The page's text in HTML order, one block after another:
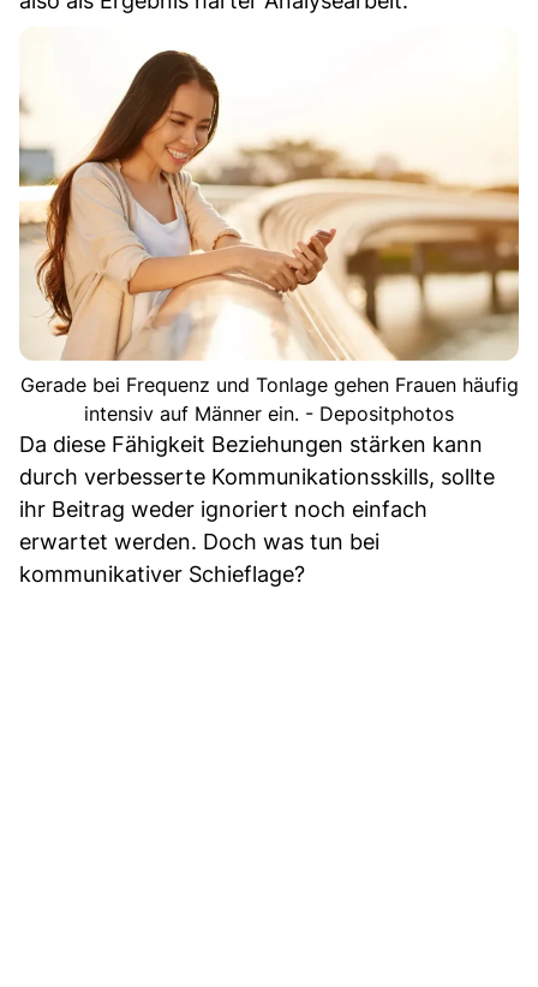
Gerade bei Frequenz und Tonlage gehen Frauen häufig
intensiv auf Männer ein. - Depositphotos
Da diese Fähigkeit Beziehungen stärken kann
durch verbesserte Kommunikationsskills, sollte
ihr Beitrag weder ignoriert noch einfach
erwartet werden. Doch was tun bei
kommunikativer Schieflage?